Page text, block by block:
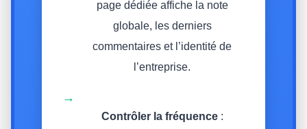
page dédiée affiche la note
globale, les derniers
commentaires et l’identité de
l’entreprise.
→
Contrôler la fréquence: